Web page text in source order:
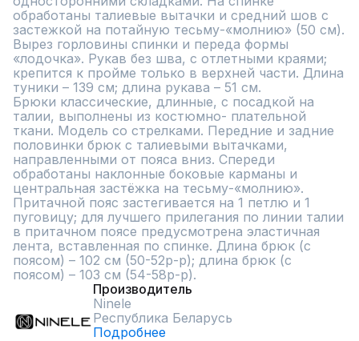
обработаны талиевые вытачки и средний шов с
застежкой на потайную тесьму-«молнию» (50 см).
Вырез горловины спинки и переда формы
«лодочка». Рукав без шва, с отлетными краями;
крепится к пройме только в верхней части. Длина
туники – 139 см; длина рукава – 51 см.
Брюки классические, длинные, с посадкой на
талии, выполнены из костюмно- плательной
ткани. Модель со стрелками. Передние и задние
половинки брюк с талиевыми вытачками,
направленными от пояса вниз. Спереди
обработаны наклонные боковые карманы и
центральная застёжка на тесьму-«молнию».
Притачной пояс застегивается на 1 петлю и 1
пуговицу; для лучшего прилегания по линии талии
в притачном поясе предусмотрена эластичная
лента, вставленная по спинке. Длина брюк (с
поясом) – 102 см (50-52р-р); длина брюк (с
поясом) – 103 см (54-58р-р).
Производитель
Ninele
Республика Беларусь
Подробнее